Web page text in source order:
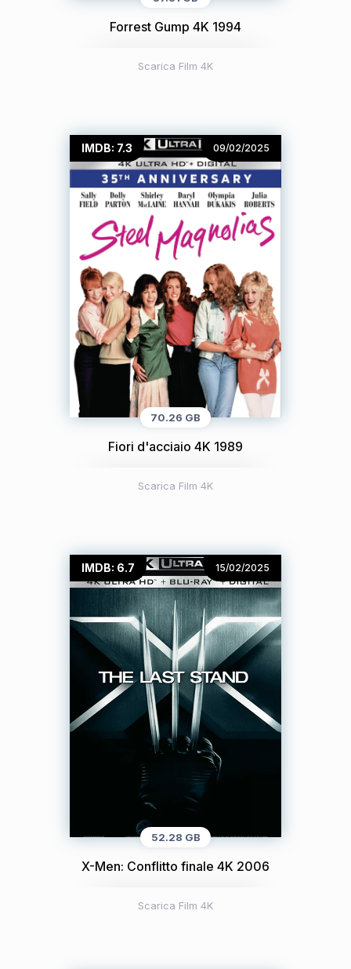
Forrest Gump 4K 1994
Scarica Film 4K
IMDB: 7.3 09/02/2025
70.26 GB
Fiori d'acciaio 4K 1989
Scarica Film 4K
IMDB: 6.7 15/02/2025
52.28 GB
X-Men: Conflitto finale 4K 2006
Scarica Film 4K